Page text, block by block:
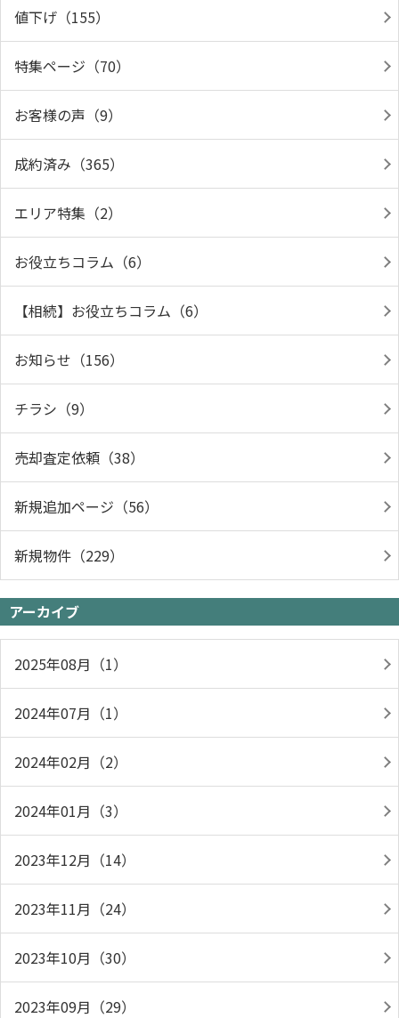
値下げ（155）
特集ページ（70）
お客様の声（9）
成約済み（365）
エリア特集（2）
お役立ちコラム（6）
【相続】お役立ちコラム（6）
お知らせ（156）
チラシ（9）
売却査定依頼（38）
新規追加ページ（56）
新規物件（229）
アーカイブ
2025年08月（1）
2024年07月（1）
2024年02月（2）
2024年01月（3）
2023年12月（14）
2023年11月（24）
2023年10月（30）
2023年09月（29）